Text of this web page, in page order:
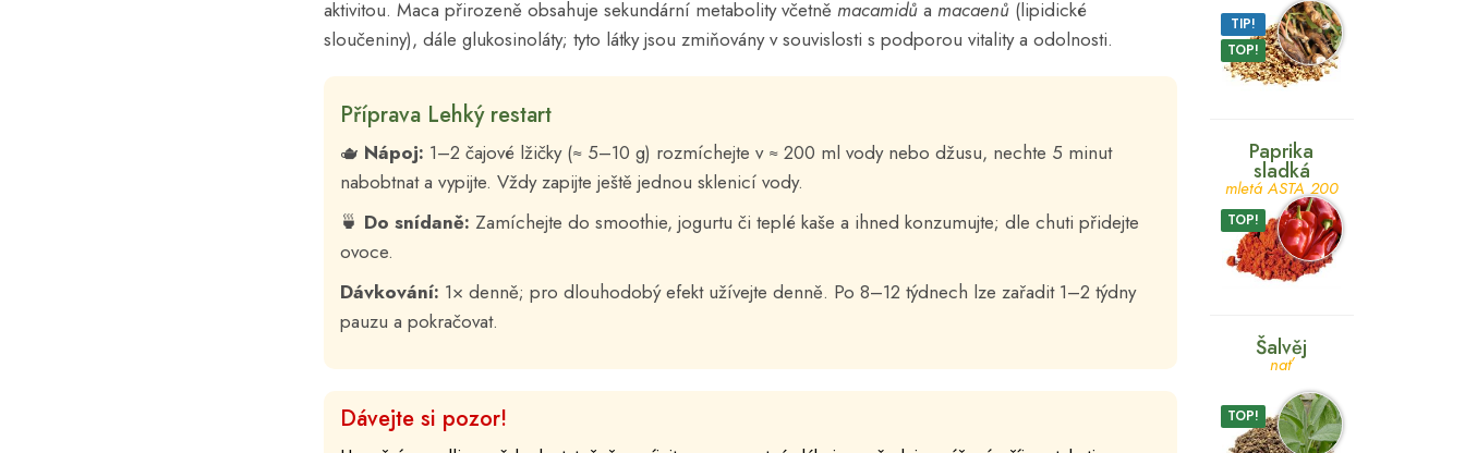
aktivitou. Maca přirozeně obsahuje sekundární metabolity včetně macamidů a macaenů (lipidické
sloučeniny), dále glukosinoláty; tyto látky jsou zmiňovány v souvislosti s podporou vitality a odolnosti.
Příprava Lehký restart
🫖 Nápoj: 1–2 čajové lžičky (≈ 5–10 g) rozmíchejte v ≈ 200 ml vody nebo džusu, nechte 5 minut
nabobtnat a vypijte. Vždy zapijte ještě jednou sklenicí vody.
🍵 Do snídaně: Zamíchejte do smoothie, jogurtu či teplé kaše a ihned konzumujte; dle chuti přidejte
ovoce.
Dávkování: 1× denně; pro dlouhodobý efekt užívejte denně. Po 8–12 týdnech lze zařadit 1–2 týdny
pauzu a pokračovat.
Dávejte si pozor!
TIP!
TOP!
Paprika
sladká
mletá ASTA 200
TOP!
Šalvěj
nať
TOP!